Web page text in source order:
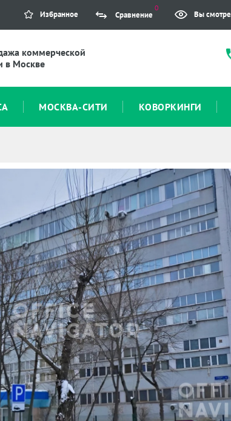
Избранное Сравнение
0
Вы
коммерческой
в Москве
МОСКВА-СИТИ КОВОРКИНГИ